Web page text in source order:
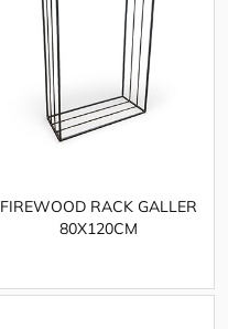
FIREWOOD RACK GALLER
80X120CM